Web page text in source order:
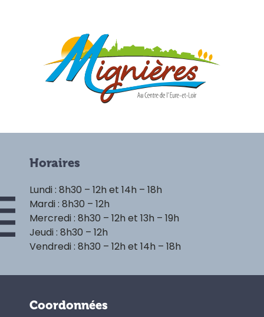
Horaires
Lundi : 8h30 – 12h et 14h – 18h
Mardi : 8h30 – 12h
Mercredi : 8h30 – 12h et 13h – 19h
Jeudi : 8h30 – 12h
Vendredi : 8h30 – 12h et 14h – 18h
Coordonnées